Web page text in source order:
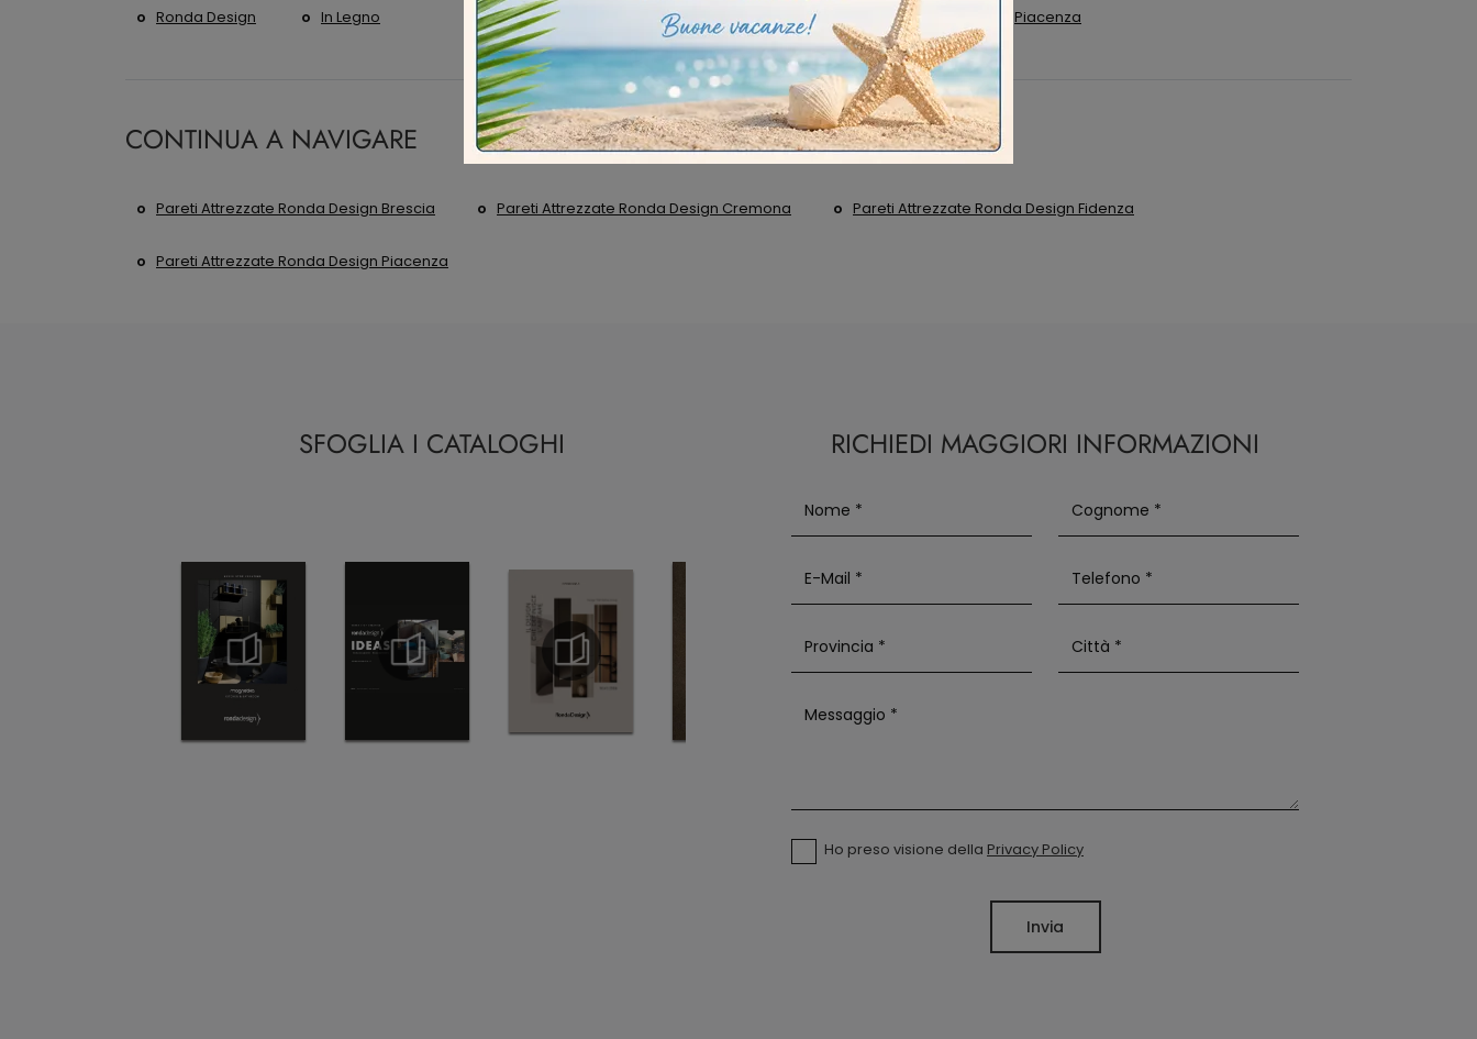
Ronda Design In Legno Moderne Brescia Cremona Fidenza Piacenza
CONTINUA A NAVIGARE
Pareti Attrezzate Ronda Design Brescia Pareti Attrezzate Ronda Design Cremona Pareti Attrezzate Ronda Design Fidenza
Pareti Attrezzate Ronda Design Piacenza
SFOGLIA I CATALOGHI RICHIEDI MAGGIORI INFORMAZIONI
Ho preso visione della Privacy Policy
Invia